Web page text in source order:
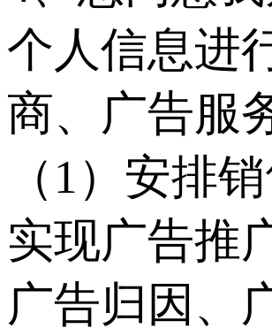
个人信息进
商、广告服
（1）安排
实现广告推
广告归因、